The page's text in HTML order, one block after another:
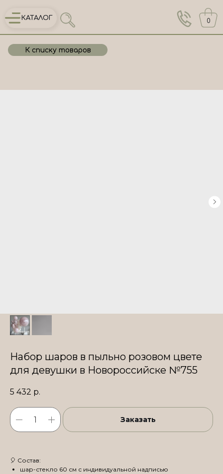
КАТАЛОГ 0
К списку товаров
Набор шаров в пыльно розовом цвете
для девушки в Новороссийске №755
5 432 р.
Заказать
🎈 Состав:
шар-стекло 60 см с индивидуальной надписью